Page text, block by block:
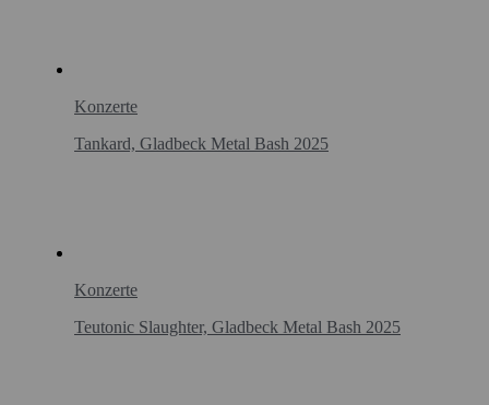
Konzerte
Tankard, Gladbeck Metal Bash 2025
Konzerte
Teutonic Slaughter, Gladbeck Metal Bash 2025